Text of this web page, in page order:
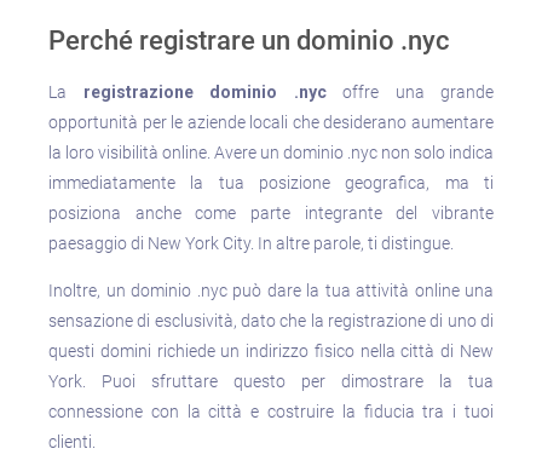
Perché registrare un dominio .nyc
La registrazione dominio .nycoffre una grande
opportunità per le aziende locali che desiderano aumentare
la loro visibilità online. Avere un dominio .nyc non solo indica
immediatamente la tua posizione geografica, ma ti
posiziona anche come parte integrante del vibrante
paesaggio di New York City. In altre parole, ti distingue.
Inoltre, un dominio .nyc può dare la tua attività online una
sensazione di esclusività, dato che la registrazione di uno di
questi domini richiede un indirizzo fisico nella città di New
York. Puoi sfruttare questo per dimostrare la tua
connessione con la città e costruire la fiducia tra i tuoi
clienti.